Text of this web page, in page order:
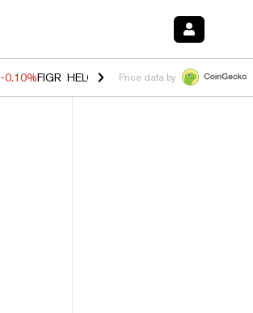
-0.10%FIGR_HELOC $1.035 0.20%HYPE $55.64
Price data by